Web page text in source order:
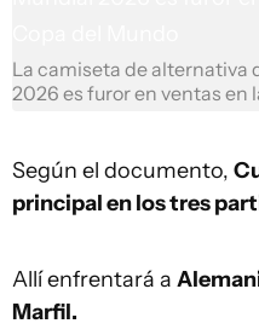
La camiseta de alternativa
2026 es furor en ventas en
Según el documento,
principal en los tres
Allí enfrentará a
Marfil.